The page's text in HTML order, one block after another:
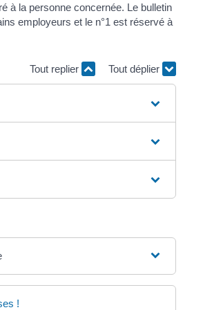
à la personne concernée. Le bulletin
employeurs et le n°1 est réservé à
Tout replier Tout déplier
!